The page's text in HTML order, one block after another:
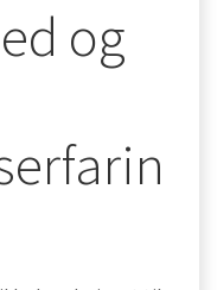
og